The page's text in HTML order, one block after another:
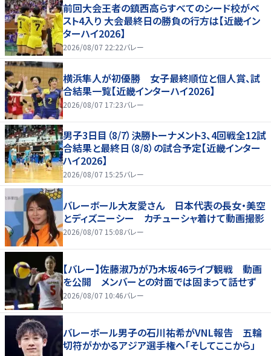
前回大会王者の鎮西高らすべてのシード校がベ
スト4入り 大会最終日の勝負の行方は【近畿イン
ターハイ2026】
2026/08/07 22:22バレー
横浜隼人が初優勝 女子最終順位と個人賞、試
合結果一覧【近畿インターハイ2026】
2026/08/07 17:23バレー
男子3日目（8/7）決勝トーナメント3、4回戦全12試
合結果と最終日（8/8）の試合予定【近畿インター
ハイ2026】
2026/08/07 15:25バレー
バレーボール大友愛さん 日本代表の長女・美空
とディズニーシー カチューシャ着けて動画撮影
2026/08/07 15:08バレー
【バレー】佐藤淑乃が乃木坂46ライブ観戦 動画
を公開 メンバーとの対面では固まって話せず
2026/08/07 10:46バレー
バレーボール男子の石川祐希がVNL報告 五輪
切符がかかるアジア選手権へ「そしてここから」